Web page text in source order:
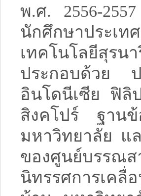
พ.ศ. 2556-
นักศึกษาประเท
เทคโนโลยีสุรน
ประกอบด้วย
อินโดนีเซีย ฟิลิ
สิงคโปร์ ฐานข้
มหาวิทยาลัย แ
ของศูนย์บรรณ
นิทรรศการเคลื่